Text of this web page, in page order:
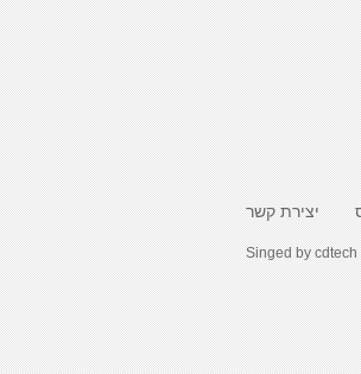
יצירת קשר
Singed bycdtech